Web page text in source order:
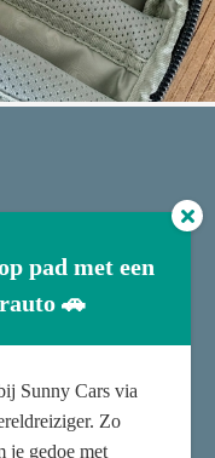
pad met een
🚗
Sunny Cars via
Zo
je gedoe met